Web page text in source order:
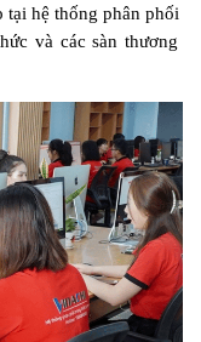
tại hệ thống phân phối
và các sàn thương